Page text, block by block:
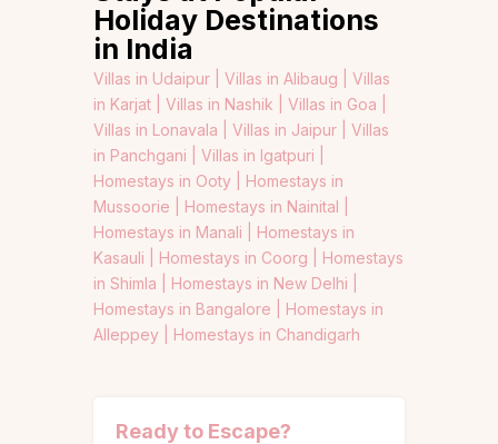
Holiday Destinations
in India
Villas in Udaipur | Villas in Alibaug | Villas
in Karjat | Villas in Nashik | Villas in Goa |
Villas in Lonavala | Villas in Jaipur | Villas
in Panchgani | Villas in Igatpuri |
Homestays in Ooty | Homestays in
Mussoorie | Homestays in Nainital |
Homestays in Manali | Homestays in
Kasauli | Homestays in Coorg | Homestays
in Shimla | Homestays in New Delhi |
Homestays in Bangalore | Homestays in
Alleppey | Homestays in Chandigarh
Ready to Escape?